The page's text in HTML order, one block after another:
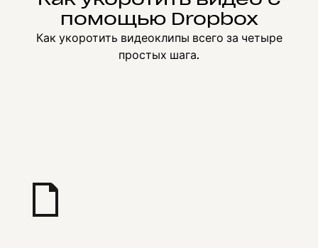
помощью Dropbox
Как укоротить видеоклипы всего за четыре
простых шага.